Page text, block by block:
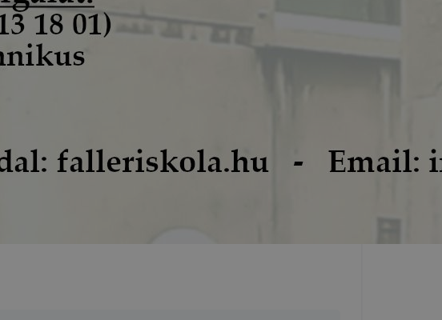
kat?
a
elfogadja
és
k alkalmazásának